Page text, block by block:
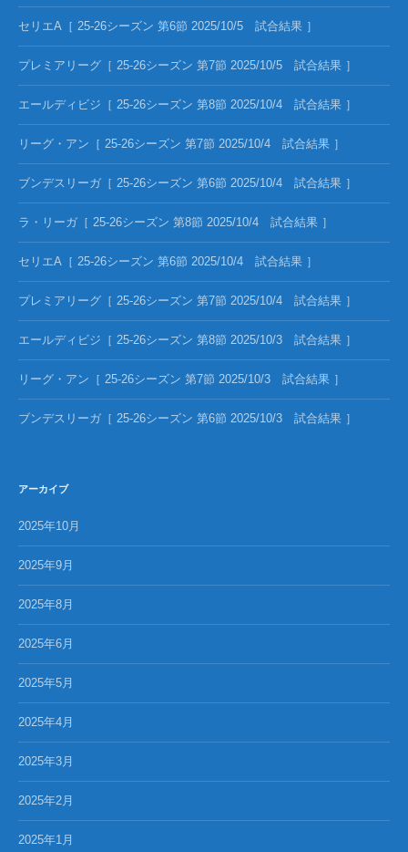
セリエA［ 25-26シーズン 第6節 2025/10/5 試合結果 ］
プレミアリーグ［ 25-26シーズン 第7節 2025/10/5 試合結果 ］
エールディビジ［ 25-26シーズン 第8節 2025/10/4 試合結果 ］
リーグ・アン［ 25-26シーズン 第7節 2025/10/4 試合結果 ］
ブンデスリーガ［ 25-26シーズン 第6節 2025/10/4 試合結果 ］
ラ・リーガ［ 25-26シーズン 第8節 2025/10/4 試合結果 ］
セリエA［ 25-26シーズン 第6節 2025/10/4 試合結果 ］
プレミアリーグ［ 25-26シーズン 第7節 2025/10/4 試合結果 ］
エールディビジ［ 25-26シーズン 第8節 2025/10/3 試合結果 ］
リーグ・アン［ 25-26シーズン 第7節 2025/10/3 試合結果 ］
ブンデスリーガ［ 25-26シーズン 第6節 2025/10/3 試合結果 ］
アーカイブ
2025年10月
2025年9月
2025年8月
2025年6月
2025年5月
2025年4月
2025年3月
2025年2月
2025年1月